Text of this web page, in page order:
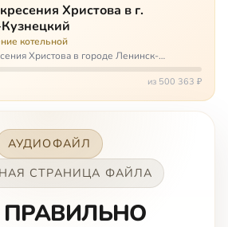
Христова в г.
котельной
Христова в городе Ленинск-
области – совсем новый, он
20 назад. И сейчас храм может вообще
из 500 363 ₽
АУДИОФАЙЛ
СТРАНИЦА ФАЙЛА
ПРАВИЛЬНО